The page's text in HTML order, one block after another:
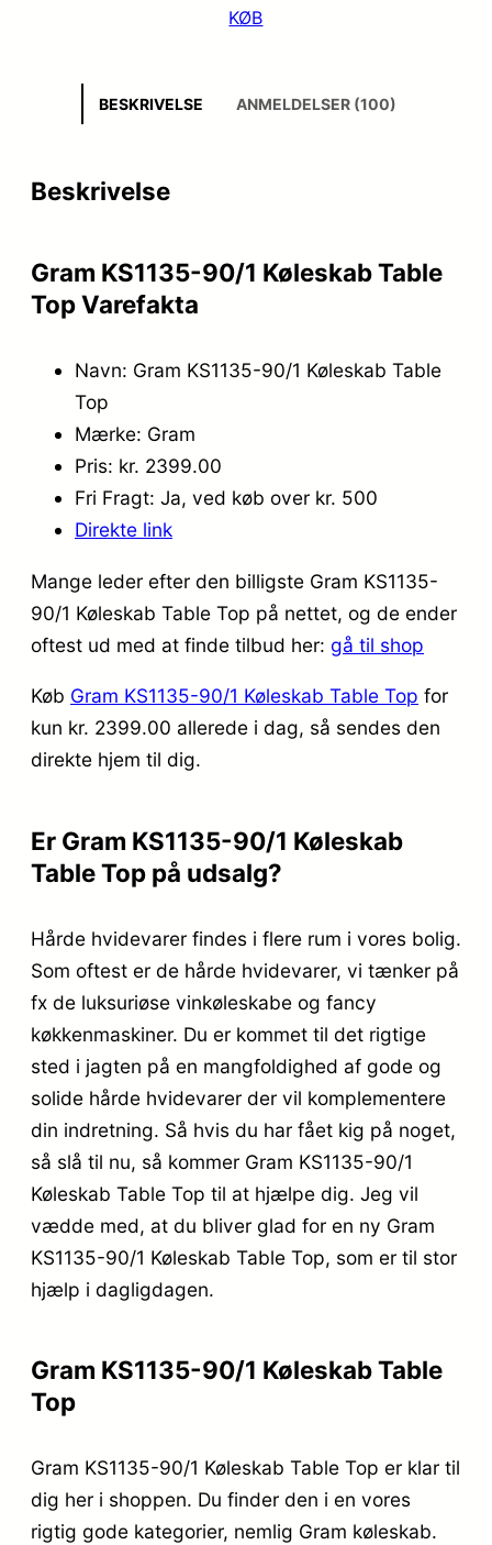
KØB
BESKRIVELSE ANMELDELSER (100)
Beskrivelse
Gram KS1135-90/1 Køleskab Table
Top Varefakta
Navn: Gram KS1135-90/1 Køleskab Table
Top
Mærke: Gram
Pris: kr. 2399.00
Fri Fragt: Ja, ved køb over kr. 500
Direkte link
Mange leder efter den billigste Gram KS1135-
90/1 Køleskab Table Top på nettet, og de ender
oftest ud med at finde tilbud her: gå til shop
Køb Gram KS1135-90/1 Køleskab Table Top for
kun kr. 2399.00 allerede i dag, så sendes den
direkte hjem til dig.
Er Gram KS1135-90/1 Køleskab
Table Top på udsalg?
Hårde hvidevarer findes i flere rum i vores bolig.
Som oftest er de hårde hvidevarer, vi tænker på
fx de luksuriøse vinkøleskabe og fancy
køkkenmaskiner. Du er kommet til det rigtige
sted i jagten på en mangfoldighed af gode og
solide hårde hvidevarer der vil komplementere
din indretning. Så hvis du har fået kig på noget,
så slå til nu, så kommer Gram KS1135-90/1
Køleskab Table Top til at hjælpe dig. Jeg vil
vædde med, at du bliver glad for en ny Gram
KS1135-90/1 Køleskab Table Top, som er til stor
hjælp i dagligdagen.
Gram KS1135-90/1 Køleskab Table
Top
Gram KS1135-90/1 Køleskab Table Top er klar til
dig her i shoppen. Du finder den i en vores
rigtig gode kategorier, nemlig Gram køleskab.